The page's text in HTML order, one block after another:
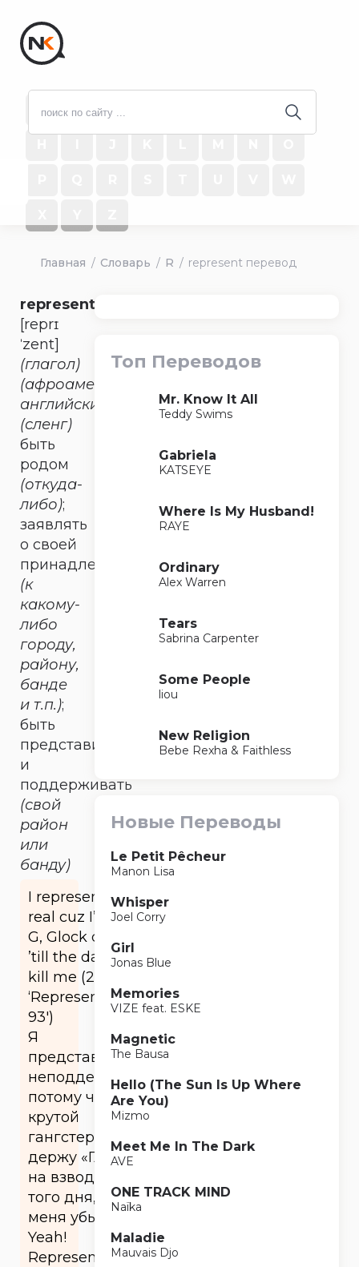
# A B G
Главная Словарь R represent перевод
represent
[reprɪ
ˈzent]
(глагол)
(афроамериканский
английский)
(сленг)
быть
родом
(откуда-
либо);
заявлять
о своей
принадлежности
(к
какому-
либо
городу,
району,
банде
и т.п.);
быть
представителем
и
поддерживать
(свой
район
или
банду)
I represent the
real cuz I’m ill
G, Glock cocked
’till the day they
kill me (2Pac
‘Representin’
93′)
Я
представляю
неподдельных,
потому что я
крутой
гангстер,
держу «Глок»
на взводе до
того дня, когда
меня убьют.
Yeah!
Representin’
Топ Переводов
Mr. Know It All
Teddy Swims
Gabriela
KATSEYE
Where Is My Husband!
RAYE
Ordinary
Alex Warren
Tears
Sabrina Carpenter
Some People
liou
New Religion
Bebe Rexha & Faithless
Новые Переводы
Le Petit Pêcheur
Manon Lisa
Whisper
Joel Corry
Girl
Jonas Blue
Memories
VIZE feat. ESKE
Magnetic
The Bausa
Hello (The Sun Is Up Where
Are You)
Mizmo
Meet Me In The Dark
AVE
ONE TRACK MIND
Naïka
Maladie
Mauvais Djo